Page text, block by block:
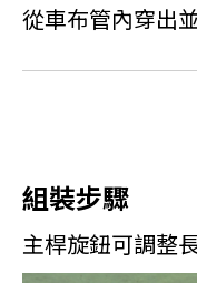
從車布管內穿出
組裝步驟
主桿旋鈕可調整